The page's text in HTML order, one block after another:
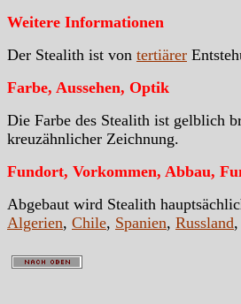
Weitere Informationen
Der Stealith ist von tertiärer
Farbe, Aussehen, Optik
Die Farbe des Stealith ist gelblich
kreuzähnlicher Zeichnung.
Fundort, Vorkommen, Abbau,
Abgebaut wird Stealith
Algerien, Chile, Spanien, Russland,